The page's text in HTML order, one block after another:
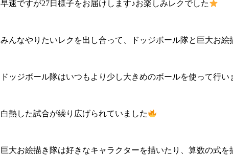
早速ですが27日様子をお届けします♪お楽しみレクでした
みんなやりたいレクを出し合って、ドッジボール隊と巨大お絵
ドッジボール隊はいつもより少し大きめのボールを使って行い
白熱した試合が繰り広げられていました
巨大お絵描き隊は好きなキャラクターを描いたり、算数の式